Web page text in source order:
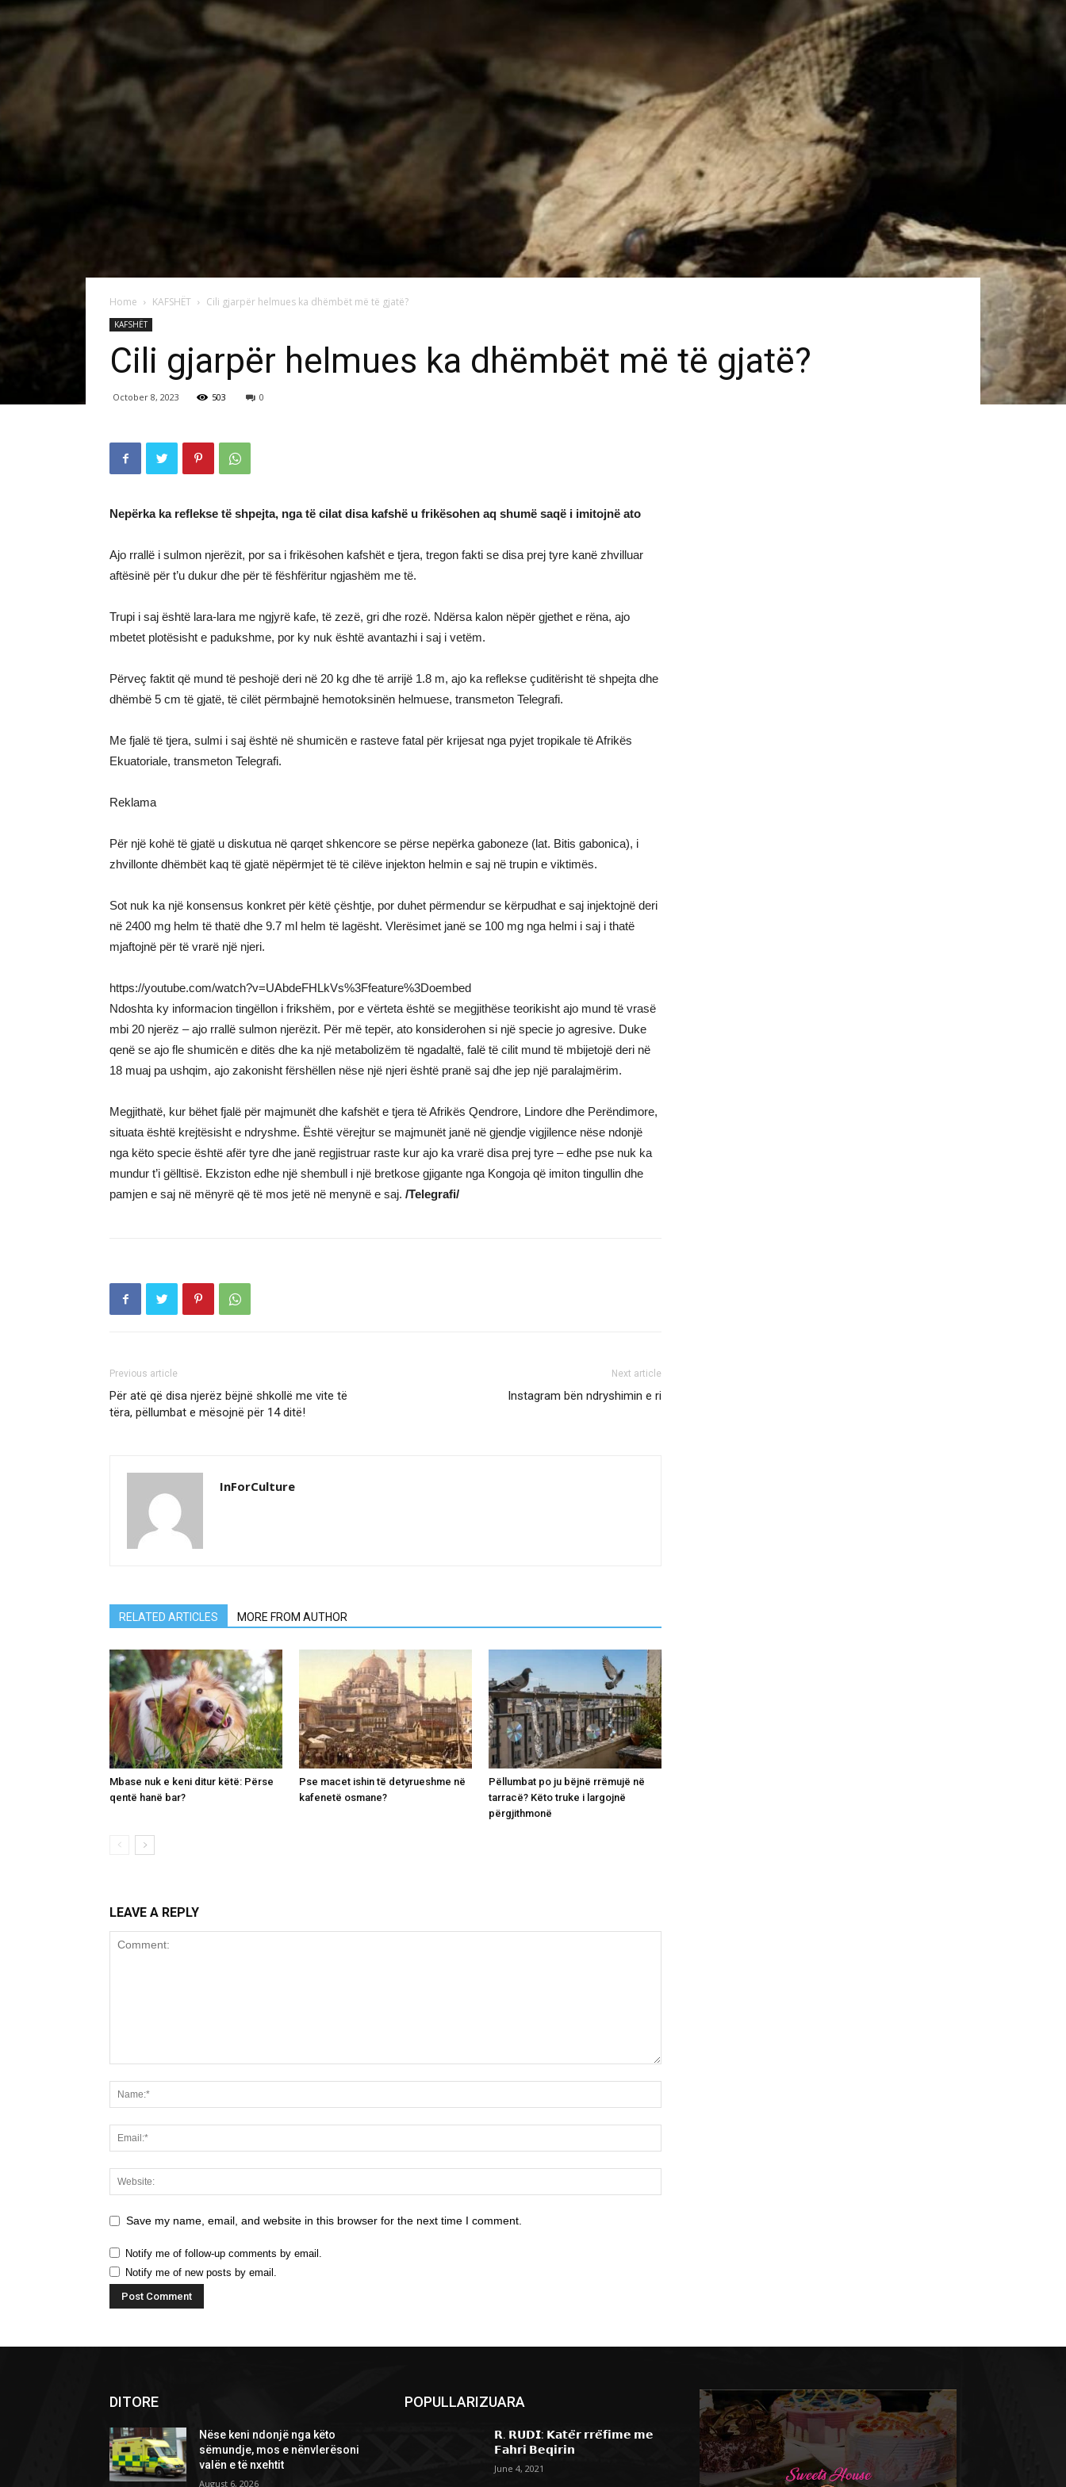
Home KAFSHËT Cili gjarpër helmues ka dhëmbët më të gjatë?
KAFSHËT
Cili gjarpër helmues ka dhëmbët më të gjatë?
October 8, 2023 503 0
Nepërka ka reflekse të shpejta, nga të cilat disa kafshë u frikësohen aq shumë saqë i imitojnë ato
Ajo rrallë i sulmon njerëzit, por sa i frikësohen kafshët e tjera, tregon fakti se disa prej tyre kanë zhvilluar
aftësinë për t’u dukur dhe për të fëshfëritur ngjashëm me të.
Trupi i saj është lara-lara me ngjyrë kafe, të zezë, gri dhe rozë. Ndërsa kalon nëpër gjethet e rëna, ajo
mbetet plotësisht e padukshme, por ky nuk është avantazhi i saj i vetëm.
Përveç faktit që mund të peshojë deri në 20 kg dhe të arrijë 1.8 m, ajo ka reflekse çuditërisht të shpejta dhe
dhëmbë 5 cm të gjatë, të cilët përmbajnë hemotoksinën helmuese, transmeton Telegrafi.
Me fjalë të tjera, sulmi i saj është në shumicën e rasteve fatal për krijesat nga pyjet tropikale të Afrikës
Ekuatoriale, transmeton Telegrafi.
Reklama
Për një kohë të gjatë u diskutua në qarqet shkencore se përse nepërka gaboneze (lat. Bitis gabonica), i
zhvillonte dhëmbët kaq të gjatë nëpërmjet të të cilëve injekton helmin e saj në trupin e viktimës.
Sot nuk ka një konsensus konkret për këtë çështje, por duhet përmendur se kërpudhat e saj injektojnë deri
në 2400 mg helm të thatë dhe 9.7 ml helm të lagësht. Vlerësimet janë se 100 mg nga helmi i saj i thatë
mjaftojnë për të vrarë një njeri.
https://youtube.com/watch?v=UAbdeFHLkVs%3Ffeature%3Doembed
Ndoshta ky informacion tingëllon i frikshëm, por e vërteta është se megjithëse teorikisht ajo mund të vrasë
mbi 20 njerëz – ajo rrallë sulmon njerëzit. Për më tepër, ato konsiderohen si një specie jo agresive. Duke
qenë se ajo fle shumicën e ditës dhe ka një metabolizëm të ngadaltë, falë të cilit mund të mbijetojë deri në
18 muaj pa ushqim, ajo zakonisht fërshëllen nëse një njeri është pranë saj dhe jep një paralajmërim.
Megjithatë, kur bëhet fjalë për majmunët dhe kafshët e tjera të Afrikës Qendrore, Lindore dhe Perëndimore,
situata është krejtësisht e ndryshme. Është vërejtur se majmunët janë në gjendje vigjilence nëse ndonjë
nga këto specie është afër tyre dhe janë regjistruar raste kur ajo ka vrarë disa prej tyre – edhe pse nuk ka
mundur t’i gëlltisë. Ekziston edhe një shembull i një bretkose gjigante nga Kongoja që imiton tingullin dhe
pamjen e saj në mënyrë që të mos jetë në menynë e saj. /Telegrafi/
Previous article
Për atë që disa njerëz bëjnë shkollë me vite të
tëra, pëllumbat e mësojnë për 14 ditë!
Next article
Instagram bën ndryshimin e ri
InForCulture
RELATED ARTICLES MORE FROM AUTHOR
Mbase nuk e keni ditur këtë: Përse
qentë hanë bar?
Pse macet ishin të detyrueshme në
kafenetë osmane?
Pëllumbat po ju bëjnë rrëmujë në
tarracë? Këto truke i largojnë
përgjithmonë
LEAVE A REPLY
Save my name, email, and website in this browser for the next time I comment.
Notify me of follow-up comments by email.
Notify me of new posts by email.
DITORE
Nëse keni ndonjë nga këto
sëmundje, mos e nënvlerësoni
valën e të nxehtit
August 6, 2026
POPULLARIZUARA
𝗥. 𝗥𝗨𝗗𝗜: 𝗞𝗮𝘁𝗲̈𝗿 𝗿𝗿𝗲̈𝗳𝗶𝗺𝗲 𝗺𝗲
𝗙𝗮𝗵𝗿𝗶 𝗕𝗲𝗾𝗶𝗿𝗶𝗻
June 4, 2021